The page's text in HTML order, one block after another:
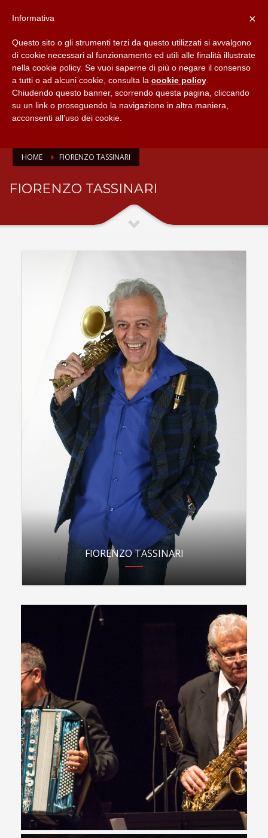
HOME FIORENZO TASSINARI
FIORENZO TASSINARI
FIORENZO TASSINARI
×
Informativa
Questo sito o gli strumenti terzi da questo utilizzati si avvalgono
di cookie necessari al funzionamento ed utili alle finalità illustrate
nella cookie policy. Se vuoi saperne di più o negare il consenso
a tutti o ad alcuni cookie, consulta la cookie policy
Chiudendo questo banner, scorrendo questa pagina, cliccando
su un link o proseguendo la navigazione in altra maniera,
acconsenti all’uso dei cookie.